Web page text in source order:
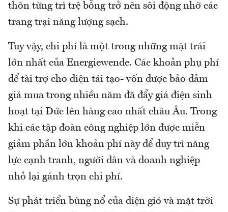
thôn từng trì trệ bỗng trở nên sôi động nhờ các
trang trại năng lượng sạch.
Tuy vậy, chi phí là một trong những mặt trái
lớn nhất của Energiewende. Các khoản phụ phí
để tài trợ cho điện tái tạo- vốn được bảo đảm
giá mua trong nhiều năm đã đẩy giá điện sinh
hoạt tại Đức lên hàng cao nhất châu Âu. Trong
khi các tập đoàn công nghiệp lớn được miễn
giảm phần lớn khoản phí này để duy trì năng
lực cạnh tranh, người dân và doanh nghiệp
nhỏ lại gánh trọn chi phí.
Sự phát triển bùng nổ của điện gió và mặt trời